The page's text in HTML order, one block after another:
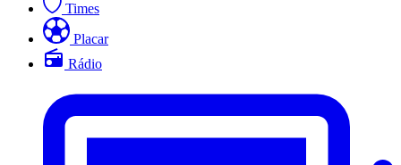
Times
Placar
Rádio